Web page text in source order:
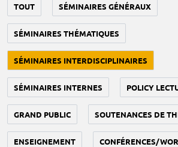
TOUT SÉMINAIRES GÉNÉRAUX
SÉMINAIRES THÉMATIQUES
SÉMINAIRES INTERDISCIPLINAIRES
SÉMINAIRES INTERNES POLICY
GRAND PUBLIC SOUTENANCES DE
ENSEIGNEMENT CONFÉRENCES/